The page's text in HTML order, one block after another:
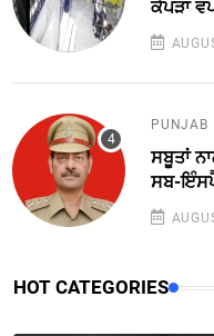
ਕੱਪੜਾ
PUNJAB
ਸਬੂਤਾਂ
ਸਬ-
HOT CATEGORIES